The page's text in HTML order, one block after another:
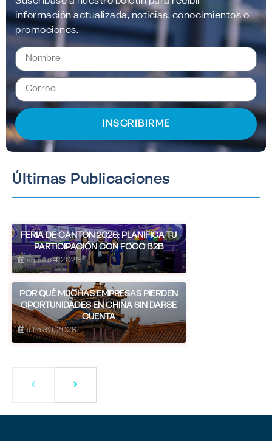
información actualizada, noticias, conocimientos o
promociones.
INSCRIBIRME
Últimas Publicaciones
FERIA DE CANTÓN 2026: PLANIFICA TU
PARTICIPACIÓN CON FOCO B2B
agosto 4, 2026
POR QUÉ MUCHAS EMPRESAS PIERDEN
OPORTUNIDADES EN CHINA SIN DARSE
CUENTA
julio 30, 2026